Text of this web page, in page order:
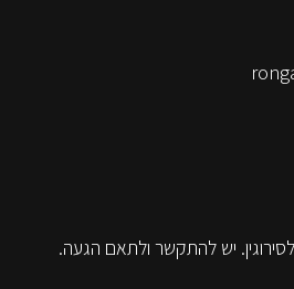
יש להתקשר ולתאם הגעה.